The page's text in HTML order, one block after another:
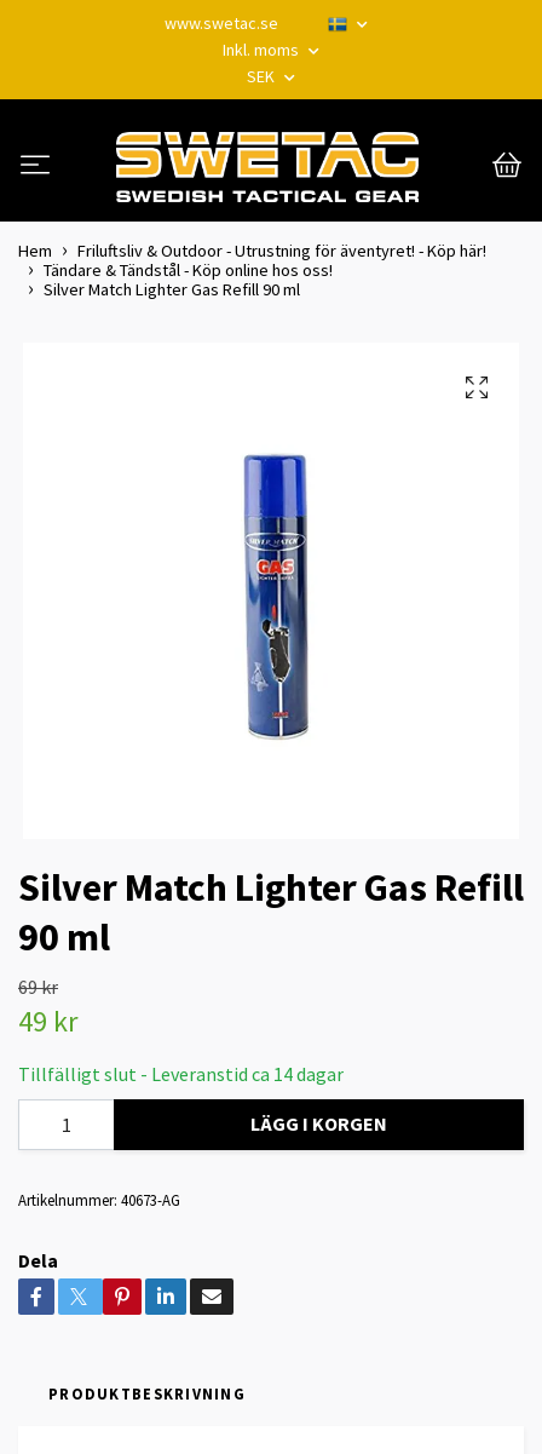
www.swetac.se
Inkl. moms
SEK
Hem
Friluftsliv & Outdoor - Utrustning för äventyret! - Köp här!
Tändare & Tändstål - Köp online hos oss!
Silver Match Lighter Gas Refill 90 ml
Silver Match Lighter Gas Refill
90 ml
69 kr
49 kr
Tillfälligt slut - Leveranstid ca 14 dagar
LÄGG I KORGEN
Artikelnummer: 40673-AG
Dela
PRODUKTBESKRIVNING